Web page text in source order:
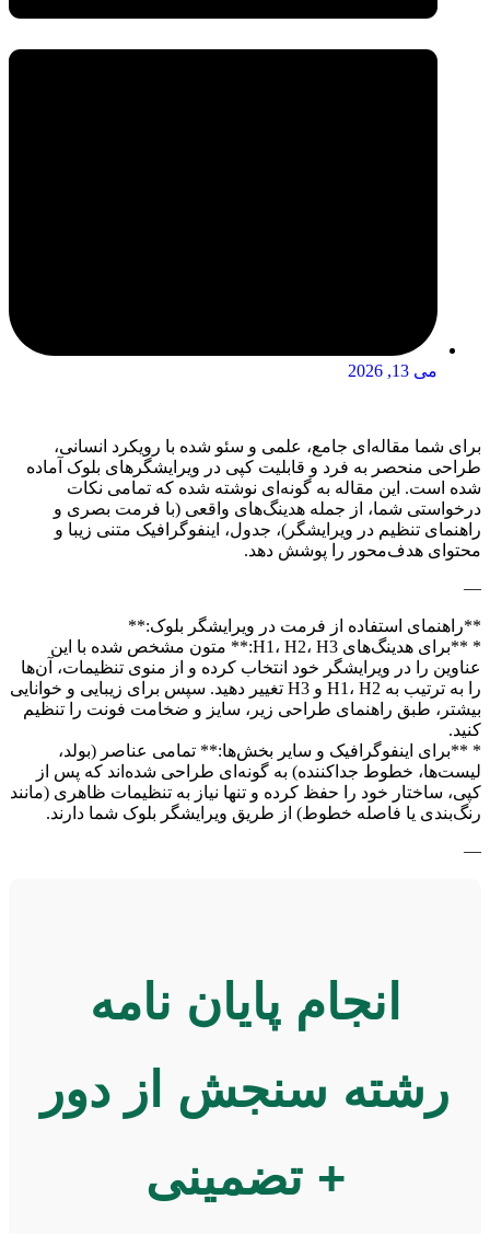
می 13, 2026
برای شما مقاله‌ای جامع، علمی و سئو شده با رویکرد انسانی،
طراحی منحصر به فرد و قابلیت کپی در ویرایشگرهای بلوک آماده
شده است. این مقاله به گونه‌ای نوشته شده که تمامی نکات
درخواستی شما، از جمله هدینگ‌های واقعی (با فرمت بصری و
راهنمای تنظیم در ویرایشگر)، جدول، اینفوگرافیک متنی زیبا و
محتوای هدف‌محور را پوشش دهد.
—
**راهنمای استفاده از فرمت در ویرایشگر بلوک:**
* **برای هدینگ‌های H1، H2، H3:** متون مشخص شده با این
عناوین را در ویرایشگر خود انتخاب کرده و از منوی تنظیمات، آن‌ها
را به ترتیب به H1، H2 و H3 تغییر دهید. سپس برای زیبایی و خوانایی
بیشتر، طبق راهنمای طراحی زیر، سایز و ضخامت فونت را تنظیم
کنید.
* **برای اینفوگرافیک و سایر بخش‌ها:** تمامی عناصر (بولد،
لیست‌ها، خطوط جداکننده) به گونه‌ای طراحی شده‌اند که پس از
کپی، ساختار خود را حفظ کرده و تنها نیاز به تنظیمات ظاهری (مانند
رنگ‌بندی یا فاصله خطوط) از طریق ویرایشگر بلوک شما دارند.
—
انجام پایان نامه
رشته سنجش از دور
+ تضمینی